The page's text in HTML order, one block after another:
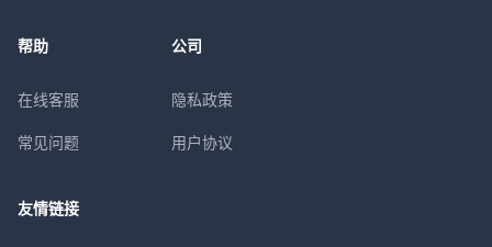
帮助
在线客服
常见问题
公司
隐私政策
用户协议
友情链接